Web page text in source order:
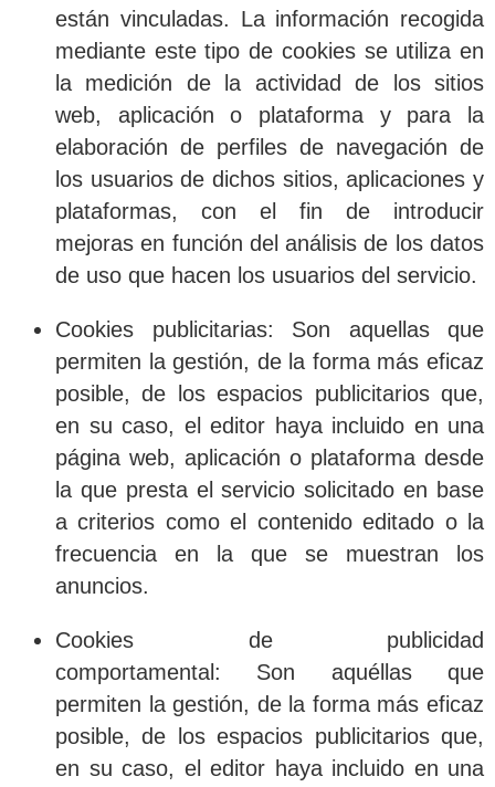
están vinculadas. La información recogida
mediante este tipo de cookies se utiliza en
la medición de la actividad de los sitios
web, aplicación o plataforma y para la
elaboración de perfiles de navegación de
los usuarios de dichos sitios, aplicaciones y
plataformas, con el fin de introducir
mejoras en función del análisis de los datos
de uso que hacen los usuarios del servicio.
Cookies publicitarias: Son aquellas que
permiten la gestión, de la forma más eficaz
posible, de los espacios publicitarios que,
en su caso, el editor haya incluido en una
página web, aplicación o plataforma desde
la que presta el servicio solicitado en base
a criterios como el contenido editado o la
frecuencia en la que se muestran los
anuncios.
Cookies de publicidad
comportamental : Son aquéllas que
permiten la gestión, de la forma más eficaz
posible, de los espacios publicitarios que,
en su caso, el editor haya incluido en una